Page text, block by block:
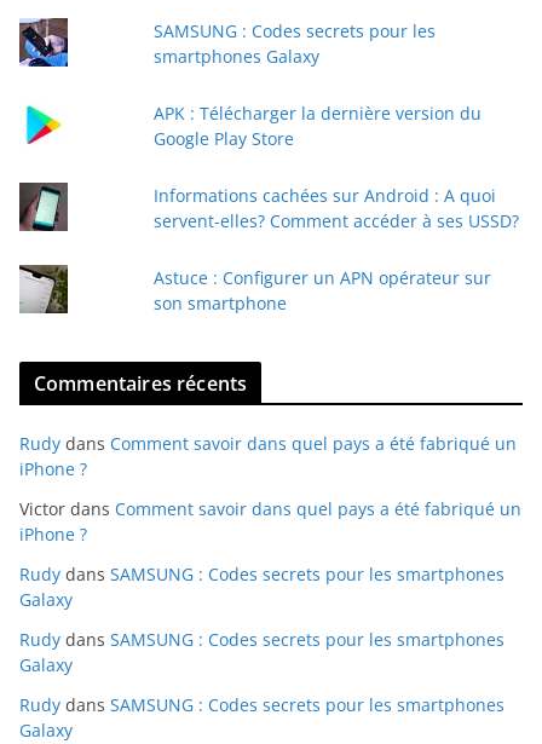
e
a
SAMSUNG : Codes secrets pour les
smartphones Galaxy
APK : Télécharger la dernière version du
Google Play Store
Informations cachées sur Android : A quoi
servent-elles? Comment accéder à ses USSD?
Astuce : Configurer un APN opérateur sur
son smartphone
Commentaires récents
Rudy dans Comment savoir dans quel pays a été fabriqué un
iPhone ?
Victor dans Comment savoir dans quel pays a été fabriqué un
iPhone ?
Rudy dans SAMSUNG : Codes secrets pour les smartphones
Galaxy
Rudy dans SAMSUNG : Codes secrets pour les smartphones
Galaxy
Rudy dans SAMSUNG : Codes secrets pour les smartphones
Galaxy